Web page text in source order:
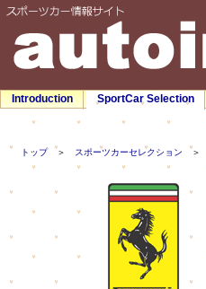
Introduction SportCar Selection
トップ＞ スポーツカーセレクション ＞